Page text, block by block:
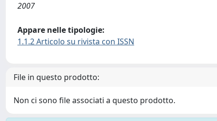
2007
Appare nelle tipologie:
1.1.2 Articolo su rivista con ISSN
File in questo prodotto:
Non ci sono file associati a questo prodotto.